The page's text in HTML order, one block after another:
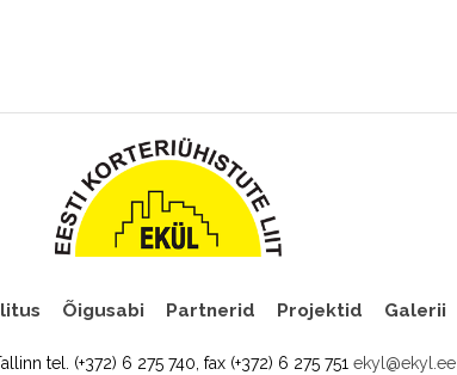
Õigusabi Partnerid Projektid Galerii
tel. (+372) 6 275 740, fax (+372) 6 275 751 ekyl@ekyl.ee